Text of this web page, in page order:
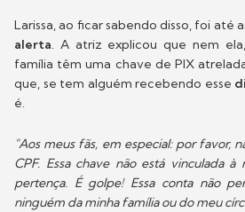
Larissa, ao ficar sabendo disso, foi até
alerta. A atriz explicou que nem
família têm uma chave de PIX
que, se tem alguém recebendo esse
é.
"Aos meus fãs, em especial: por favor,
CPF. Essa chave não está vinculada
pertença. É golpe! Essa conta não
ninguém da minha família ou do meu